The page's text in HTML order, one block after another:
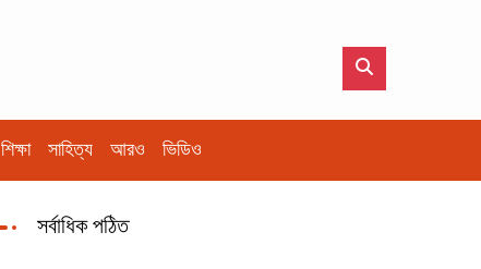
শিক্ষা সাহিত্য আরও ভিডিও
সর্বাধিক পঠিত